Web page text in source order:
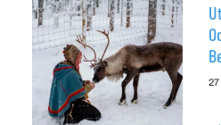
27